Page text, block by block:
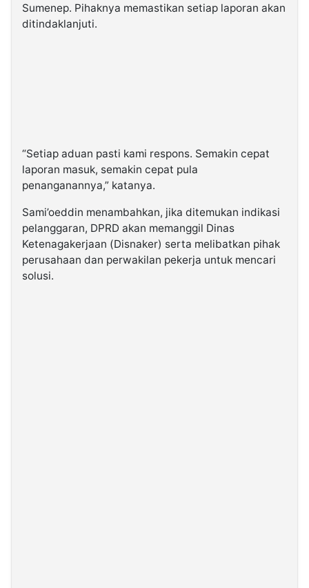
Sumenep. Pihaknya memastikan setiap laporan akan
ditindaklanjuti.
“Setiap aduan pasti kami respons. Semakin cepat
laporan masuk, semakin cepat pula
penanganannya,” katanya.
Sami’oeddin menambahkan, jika ditemukan indikasi
pelanggaran, DPRD akan memanggil Dinas
Ketenagakerjaan (Disnaker) serta melibatkan pihak
perusahaan dan perwakilan pekerja untuk mencari
solusi.